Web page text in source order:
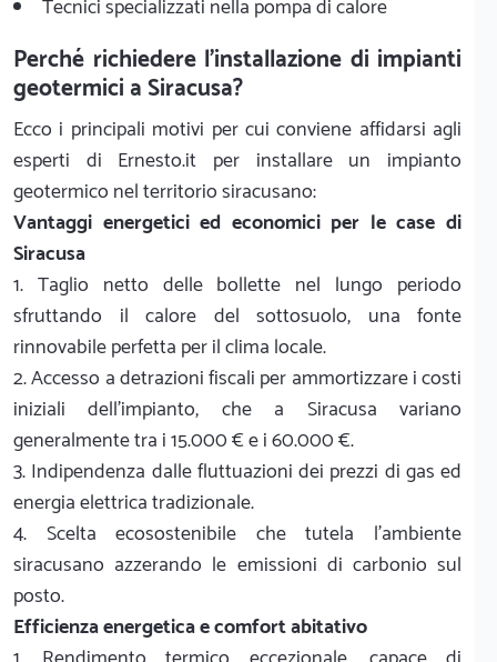
Tecnici specializzati nella pompa di calore
Perché richiedere l'installazione di impianti
geotermici a Siracusa?
Ecco i principali motivi per cui conviene affidarsi agli
esperti di Ernesto.it per installare un impianto
geotermico nel territorio siracusano:
Vantaggi energetici ed economici per le case di
Siracusa
1. Taglio netto delle bollette nel lungo periodo
sfruttando il calore del sottosuolo, una fonte
rinnovabile perfetta per il clima locale.
2. Accesso a detrazioni fiscali per ammortizzare i costi
iniziali dell'impianto, che a Siracusa variano
generalmente tra i 15.000 € e i 60.000 €.
3. Indipendenza dalle fluttuazioni dei prezzi di gas ed
energia elettrica tradizionale.
4. Scelta ecosostenibile che tutela l'ambiente
siracusano azzerando le emissioni di carbonio sul
posto.
Efficienza energetica e comfort abitativo